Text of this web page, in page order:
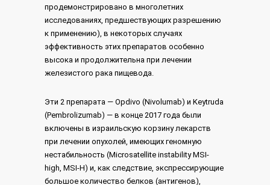
продемонстрировано в многолетних
исследованиях, предшествующих разрешению
к применению), в некоторых случаях
эффективность этих препаратов особенно
высока и продолжительна при лечении
железистого рака пищевода.
Эти 2 препарата — Opdivo (Nivolumab) и Keytruda
(Pembrolizumab) — в конце 2017 года были
включены в израильскую корзину лекарств
при лечении опухолей, имеющих геномную
нестабильность (Microsatellite instability MSI-
high, MSI-H) и, как следствие, экспрессирующие
большое количество белков (антигенов),